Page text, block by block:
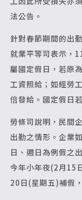
法公告。
針對春節期間的出
就業平等司表示，
屬國定假日，若原
工資照給；如經勞
倍發給。國定假日
勞條司說明，民間
出勤之情形。企業
日、週日為例假之
今年小年夜(2月15
20日(星期五)補假